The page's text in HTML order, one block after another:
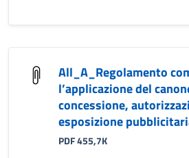
All_A_Regolamento
l’applicazione del
concessione,
esposizione
PDF 455,7K